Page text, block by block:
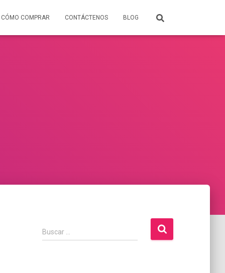
CÓMO COMPRAR CONTÁCTENOS BLOG
B
u
Buscar …